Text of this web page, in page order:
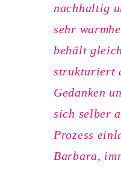
nachhaltig
sehr
behält
strukturiert
Gedanken
sich selber
Prozess
Barbara,